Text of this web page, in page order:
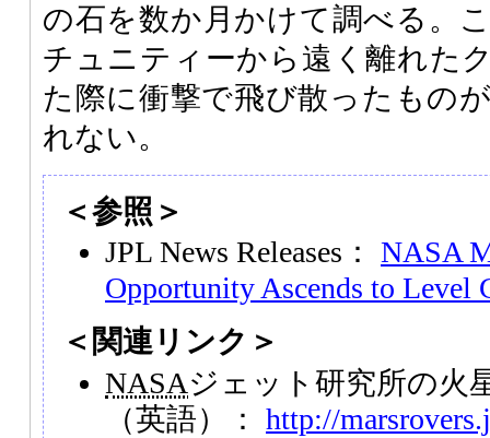
の石を数か月かけて調べる。
チュニティーから遠く離れた
た際に衝撃で飛び散ったもの
れない。
＜参照＞
JPL News Releases： NASA
Opportunity Ascends to Level
＜関連リンク＞
NASAジェット研究所の火
（英語）： http://